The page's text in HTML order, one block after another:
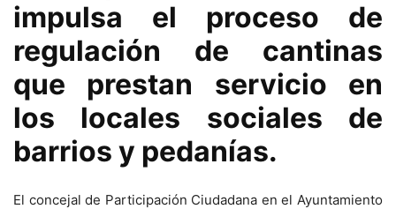
impulsa el proceso de
regulación de cantinas
que prestan servicio en
los locales sociales de
barrios y pedanías.
El concejal de Participación Ciudadana en el Ayuntamiento